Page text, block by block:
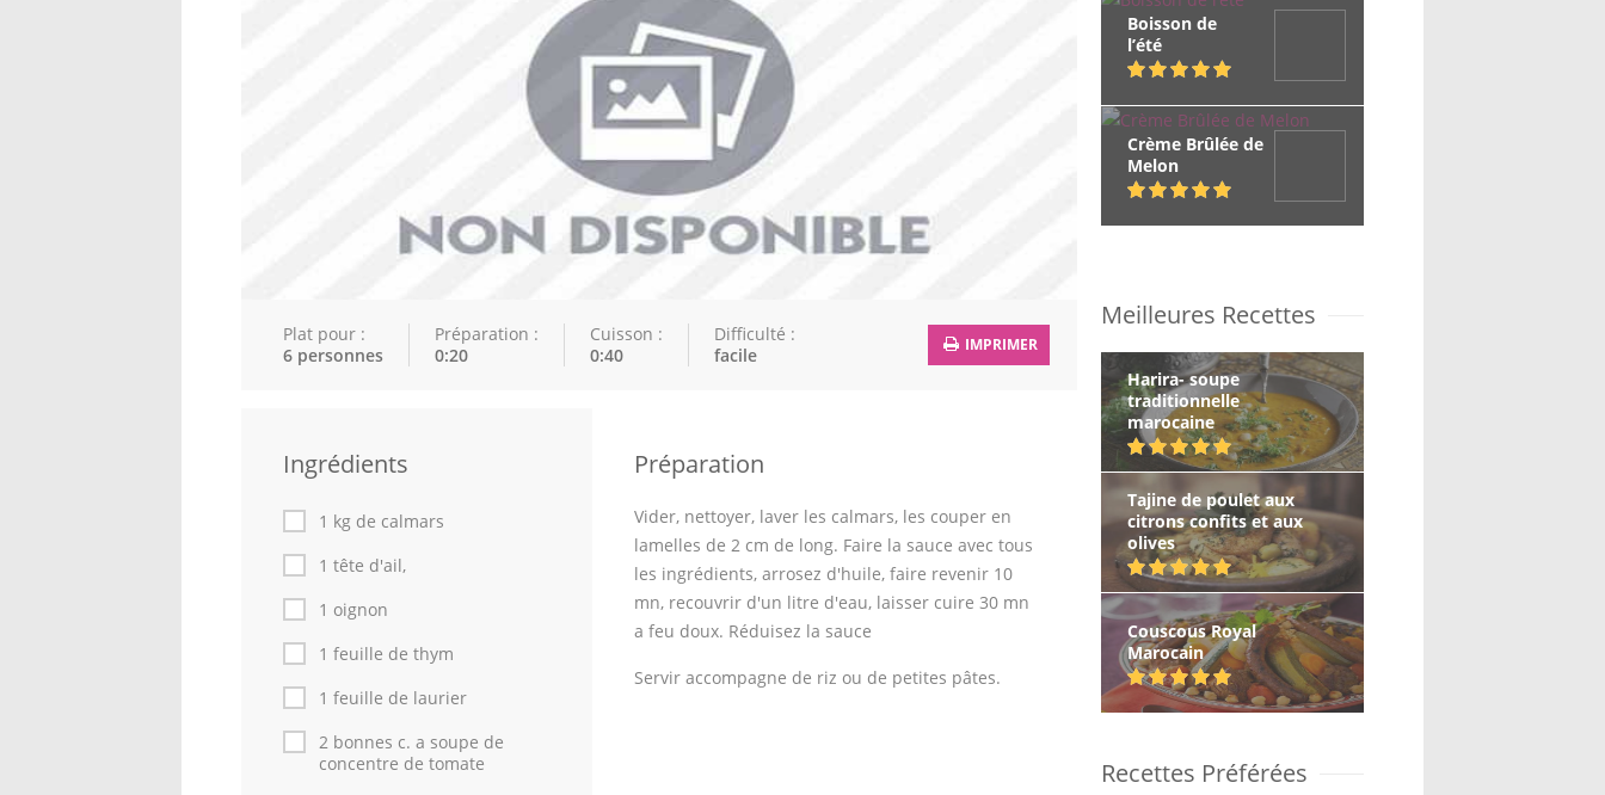
Plat pour :
6 personnes
Préparation :
0:20
Cuisson :
0:40
Difficulté :
facile
IMPRIMER
Ingrédients
1 kg de calmars
1 tête d'ail,
1 oignon
1 feuille de thym
1 feuille de laurier
2 bonnes c. a soupe de
concentre de tomate
Préparation
Vider, nettoyer, laver les calmars, les couper en
lamelles de 2 cm de long. Faire la sauce avec tous
les ingrédients, arrosez d'huile, faire revenir 10
mn, recouvrir d'un litre d'eau, laisser cuire 30 mn
a feu doux. Réduisez la sauce
Servir accompagne de riz ou de petites pâtes.
Boisson de
l’été
Crème Brûlée de
Melon
Meilleures Recettes
Harira- soupe
traditionnelle
marocaine
Tajine de poulet aux
citrons confits et aux
olives
Couscous Royal
Marocain
Recettes Préférées